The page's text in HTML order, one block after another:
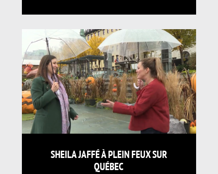
SHEILA JAFFÉ À PLEIN FEUX SUR
QUÉBEC